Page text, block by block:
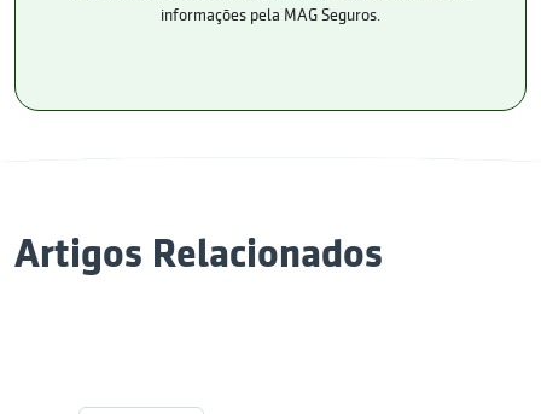
informações pela MAG Seguros.
Artigos Relacionados